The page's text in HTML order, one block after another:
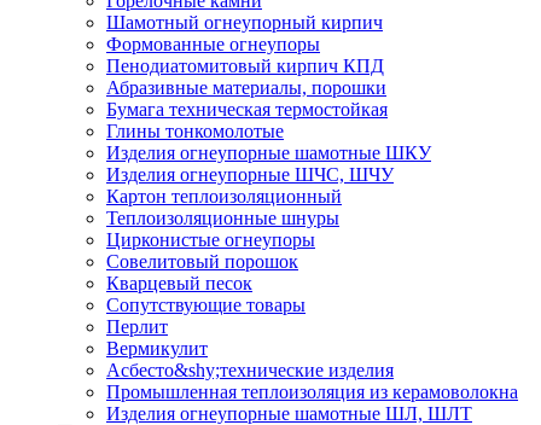
Шамотный огнеупорный кирпич
Формованные огнеупоры
Пенодиатомитовый кирпич КПД
Абразивные материалы, порошки
Бумага техническая термостойкая
Глины тонкомолотые
Изделия огнеупорные шамотные ШКУ
Изделия огнеупорные ШЧС, ШЧУ
Картон теплоизоляционный
Теплоизоляционные шнуры
Цирконистые огнеупоры
Совелитовый порошок
Кварцевый песок
Сопутствующие товары
Перлит
Вермикулит
Асбесто&shy;технические изделия
Промышленная теплоизоляция из керамоволокна
Изделия огнеупорные шамотные ШЛ, ШЛТ